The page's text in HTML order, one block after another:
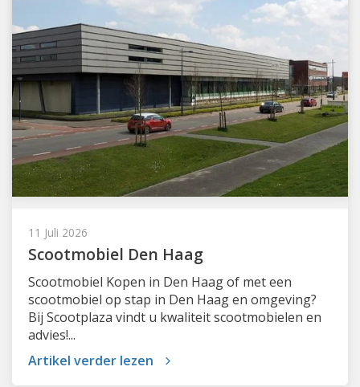
11 Juli 2026
Scootmobiel Den Haag
Scootmobiel Kopen in Den Haag of met een
scootmobiel op stap in Den Haag en omgeving?
Bij Scootplaza vindt u kwaliteit scootmobielen en
advies!...
Artikel verder lezen